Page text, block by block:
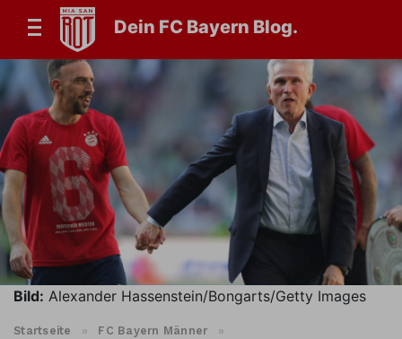
Dein FC Bayern Blog.
Bild: Alexander Hassenstein/Bongarts/Getty Images
Startseite » FC Bayern Männer »